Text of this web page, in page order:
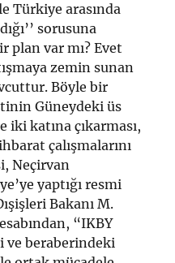
Türkiye arasında
sorusuna
plan var mı? Evet
zemin sunan
Böyle bir
Güneydeki üs
iki katına çıkarması,
çalışmalarını
Neçirvan
yaptığı resmi
Bakanı M.
“IKBY
ve beraberindeki